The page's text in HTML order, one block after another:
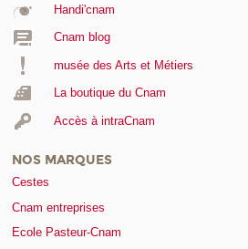
Handi'cnam
Cnam blog
musée des Arts et Métiers
La boutique du Cnam
Accès à intraCnam
NOS MARQUES
Cestes
Cnam entreprises
Ecole Pasteur-Cnam